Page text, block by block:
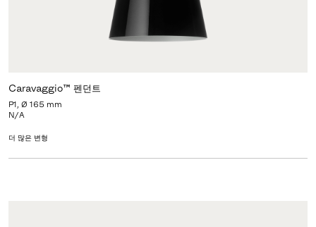
Caravaggio™ 펜던트
P1, Ø 165 mm
N/A
더 많은 변형